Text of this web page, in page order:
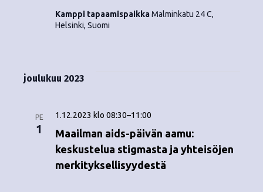
Kamppi tapaamispaikkaMalminkatu 24 C,
Helsinki, Suomi
joulukuu 2023
PE
1
Maailman aids-päivän aamu:
keskustelua stigmasta ja yhteisöjen
merkityksellisyydestä
1.12.2023 klo 08:30–11:00